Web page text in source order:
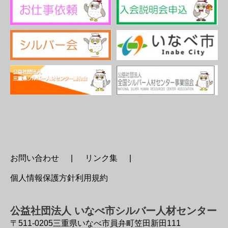
お問い合わせ リンク集
個人情報保護方針利用規約
公益社団法人 いなべ市シルバー人材センター
〒511-0205三重県いなべ市員弁町笠田新田111